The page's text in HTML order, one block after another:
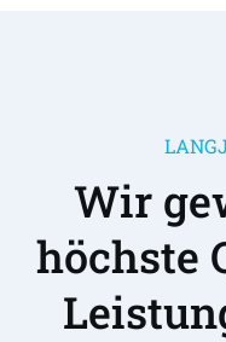
Wir
höchste